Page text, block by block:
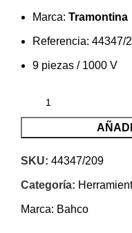
Marca: Tramontina
Referencia: 44347/
9 piezas / 1000 V
SKU: 44347/209
Categoría:
Marca: Bahco